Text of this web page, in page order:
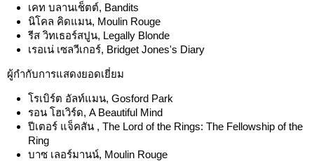
เคท บลานเช็ตต์, Bandits
นิโคล คิดแมน, Moulin Rouge
รีส วิทเธอร์สปูน, Legally Blonde
เรอเน่ เซลวีเกอร์, Bridget Jones's Diary
ผู้กำกับการแสดงยอดเยี่ยม
โรเบิร์ต อัลท์แมน, Gosford Park
รอน โฮเวิร์ด, A Beautiful Mind
ปีเตอร์ แจ็คสัน , The Lord of the Rings: The Fellowship of the
Ring
บาซ เลอร์มานน์, Moulin Rouge